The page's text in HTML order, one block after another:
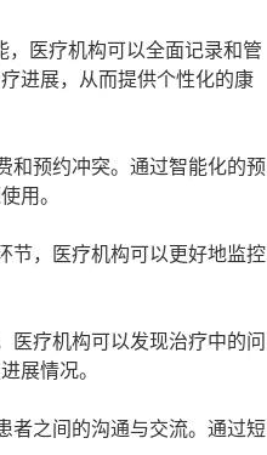
医疗机构可以全面记录和管
进展，从而提供个性化的康
和预约冲突。通过智能化的预
用。
节，医疗机构可以更好地监控
医疗机构可以发现治疗中的问
展情况。
者之间的沟通与交流。通过短